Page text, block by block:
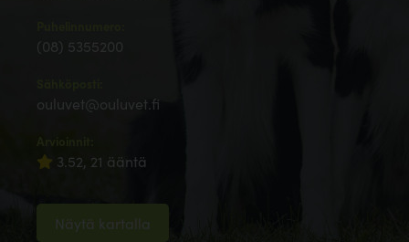
(08) 5355200
ouluvet@ouluvet.fi
3.52, 21 ääntä
Näytä kartalla